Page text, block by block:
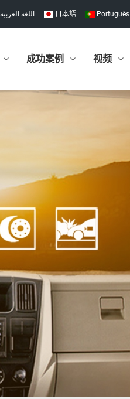
اللغة العربية 日本語 Português
成功案例 视频